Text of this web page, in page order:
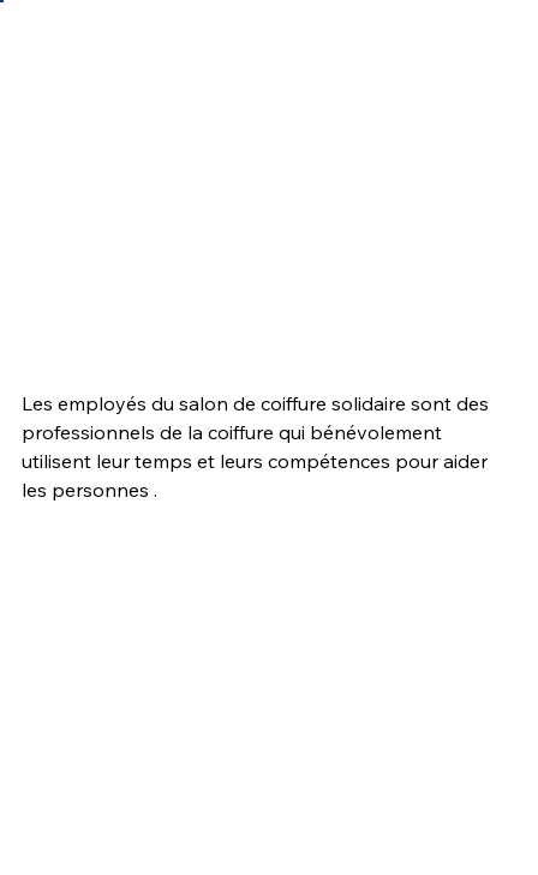
Les employés du salon de coiffure solidaire sont des
professionnels de la coiffure qui bénévolement
utilisent leur temps et leurs compétences pour aider
les personnes .